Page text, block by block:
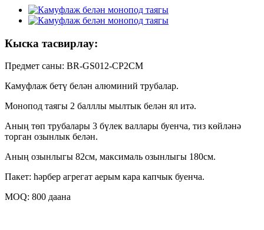
Кыска тасвирлау:
Предмет саны: BR-GS012-CP2CM
Камуфлаж бетү белән алюминий трубалар.
Монопод таягы 2 балллы мылтык белән ял итә.
Аның төп трубалары 3 бүлек валлары буенча, тиз көйләнә
торган озынлык белән.
Аның озынлыгы 82см, максималь озынлыгы 180см.
Пакет: һәрбер агрегат аерым кара капчык буенча.
MOQ: 800 даана